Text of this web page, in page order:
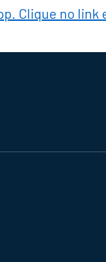
Clique no link